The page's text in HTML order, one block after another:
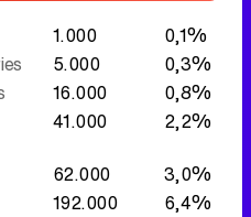
62.000
3,0%
192.000 6,4%
234.000
11,9%